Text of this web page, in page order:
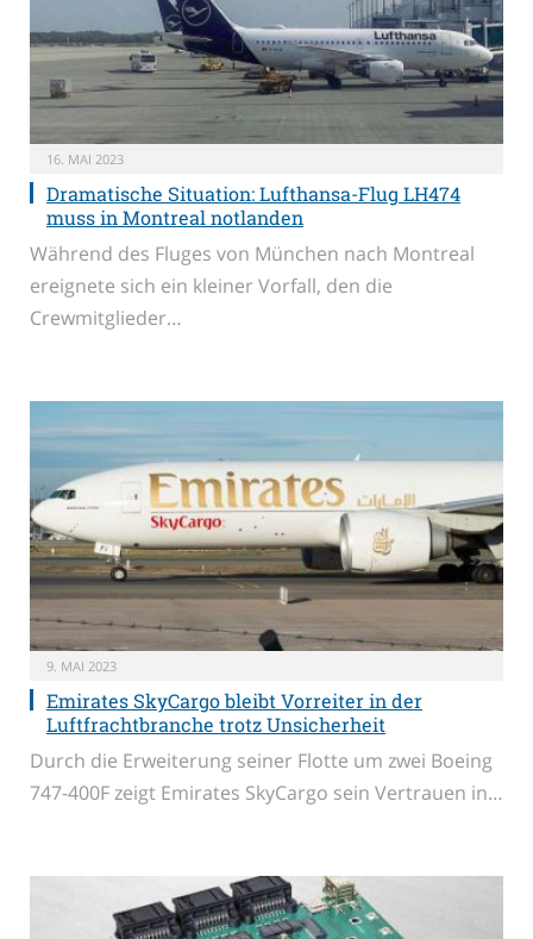
16. MAI 2023
Dramatische Situation: Lufthansa-Flug LH474
muss in Montreal notlanden
Während des Fluges von München nach Montreal
ereignete sich ein kleiner Vorfall, den die
Crewmitglieder…
9. MAI 2023
Emirates SkyCargo bleibt Vorreiter in der
Luftfrachtbranche trotz Unsicherheit
Durch die Erweiterung seiner Flotte um zwei Boeing
747-400F zeigt Emirates SkyCargo sein Vertrauen in…